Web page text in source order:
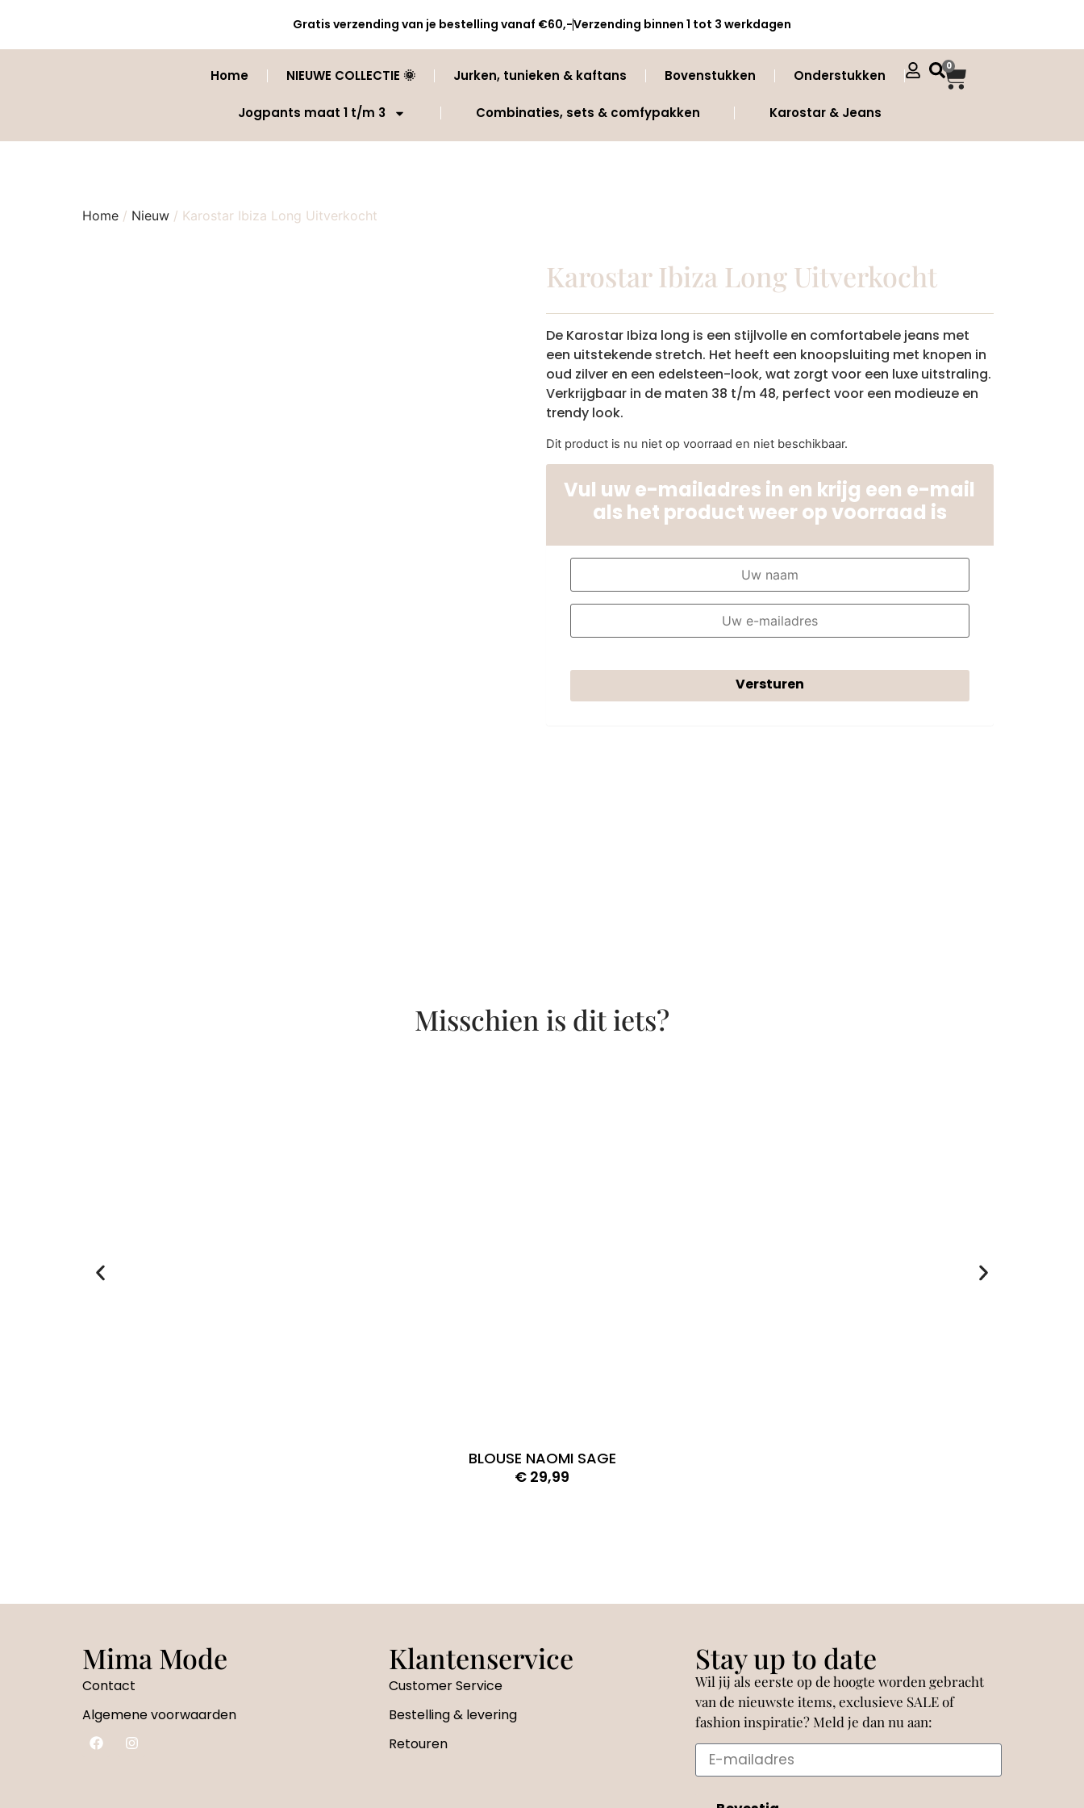
Gratis verzending van je bestelling vanaf €60,-Verzending binnen 1 tot 3 werkdagen
Home NIEUWE COLLECTIE 🌞 Jurken, tunieken & kaftans Bovenstukken Onderstukken
Jogpants maat 1 t/m 3 Combinaties, sets & comfypakken Karostar & Jeans
0
Home / Nieuw / Karostar Ibiza Long Uitverkocht
Karostar Ibiza Long Uitverkocht
De Karostar Ibiza long is een stijlvolle en comfortabele jeans met
een uitstekende stretch. Het heeft een knoopsluiting met knopen in
oud zilver en een edelsteen-look, wat zorgt voor een luxe uitstraling.
Verkrijgbaar in de maten 38 t/m 48, perfect voor een modieuze en
trendy look.
Dit product is nu niet op voorraad en niet beschikbaar.
Vul uw e-mailadres in en krijg een e-mail
als het product weer op voorraad is
Versturen
Misschien is dit iets?
BLOUSE NAOMI SAGE
€ 29,99
Mima Mode
Contact
Algemene voorwaarden
Klantenservice
Customer Service
Bestelling & levering
Retouren
Stay up to date
Wil jij als eerste op de hoogte worden gebracht
van de nieuwste items, exclusieve SALE of
fashion inspiratie? Meld je dan nu aan: